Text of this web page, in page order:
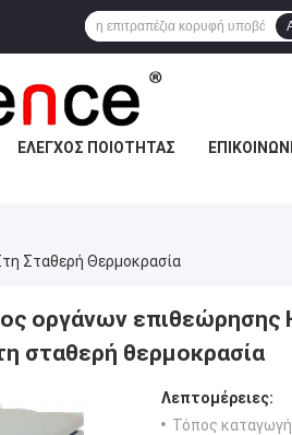
ΈΛΕΓΧΟΣ ΠΟΙΌΤΗΤΑΣ
Σταθερή Θερμοκρασία
οργάνων επιθεώρησης
σταθερή θερμοκρασία
Λεπτομέρειες:
Τόπος